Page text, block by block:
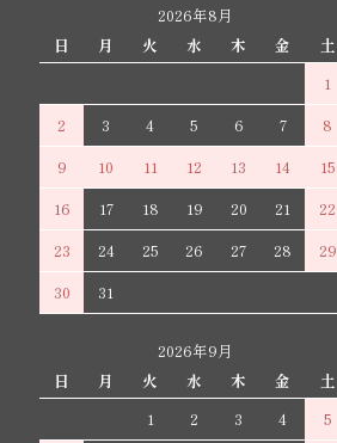
2026年8月
日
月 火 水 木 金
土
1
2
3 4 5 6 7
8
9
10 11 12 13 14
15
16
17 18 19 20 21
22
23
24 25 26 27 28
29
30
31
2026年9月
日
月 火 水 木 金
土
1
2 3 4 5